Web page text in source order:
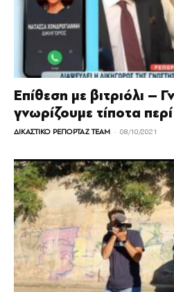
Επίθεση με βιτριόλι –
γνωρίζουμε τίποτα
ΔΙΚΑΣΤΙΚΟ ΡΕΠΟΡΤΑΖ TEAM - 08/10/2021